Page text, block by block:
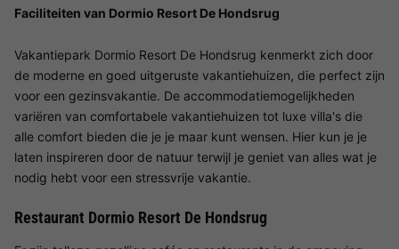
Faciliteiten van Dormio Resort De Hondsrug
Vakantiepark Dormio Resort De Hondsrug kenmerkt zich door
de moderne en goed uitgeruste vakantiehuizen, die perfect zijn
voor een gezinsvakantie. De accommodatiemogelijkheden
variëren van comfortabele vakantiehuizen tot luxe villa's die
alle comfort bieden die je je maar kunt wensen. Hier kun je je
laten inspireren door de natuur terwijl je geniet van alles wat je
nodig hebt voor een stressvrije vakantie.
Restaurant Dormio Resort De Hondsrug